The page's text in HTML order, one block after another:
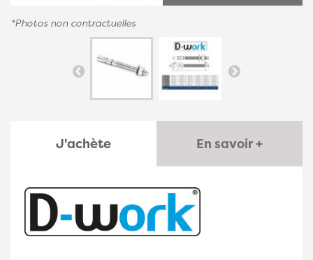
*Photos non contractuelles
J'achète En savoir +